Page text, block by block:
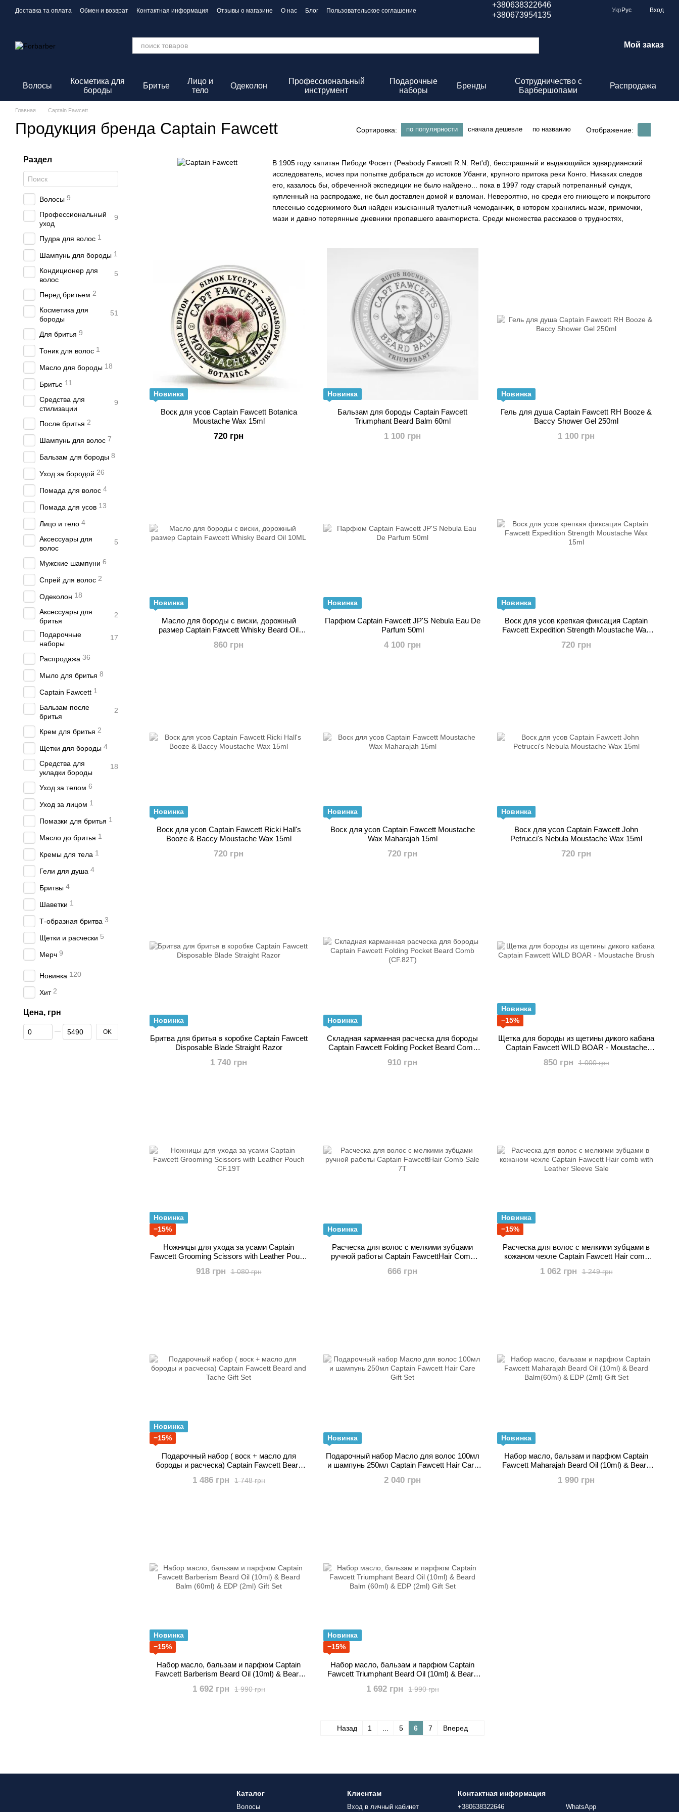
Перейти к основному контенту
Доставка та оплата Обмен и возврат Контактная информация Отзывы о магазине О нас Блог
Пользовательское соглашение
+380638322646
+380673954135
Укр Рус Вход
Мой заказ
Волосы
Косметика для
бороды
Бритье
Лицо и
тело
Одеколон
Профессиональный
инструмент
Подарочные
наборы
Бренды
Сотрудничество с
Барбершопами
Распродажа
Главная Captain Fawcett
Продукция бренда Captain Fawcett Сортировка: по популярности сначала дешевле по названию Отображение:
В 1905 году капитан Пибоди Фосетт (Peabody Fawcett R.N. Ret'd), бесстрашный и выдающийся эдвардианский
исследователь, исчез при попытке добраться до истоков Убанги, крупного притока реки Конго. Никаких следов
его, казалось бы, обреченной экспедиции не было найдено... пока в 1997 году старый потрепанный сундук,
купленный на распродаже, не был доставлен домой и взломан. Невероятно, но среди его гниющего и покрытого
плесенью содержимого был найден изысканный туалетный чемоданчик, в котором хранились мази, примочки,
мази и давно потерянные дневники пропавшего авантюриста. Среди множества рассказов о трудностях,
Новинка
Воск для усов Captain Fawcett Botanica
Moustache Wax 15ml
720 грн
Новинка
Бальзам для бороды Captain Fawcett
Triumphant Beard Balm 60ml
1 100 грн
Новинка
Гель для душа Captain Fawcett RH Booze &
Baccy Shower Gel 250ml
1 100 грн
Новинка
Масло для бороды с виски, дорожный
размер Captain Fawcett Whisky Beard Oil
860 грн
Новинка
Парфюм Captain Fawcett JP'S Nebula Eau De
Parfum 50ml
4 100 грн
Новинка
Воск для усов крепкая фиксация Captain
Fawcett Expedition Strength Moustache Wax
720 грн
Новинка
Воск для усов Captain Fawcett Ricki Hall's
Booze & Baccy Moustache Wax 15ml
720 грн
Новинка
Воск для усов Captain Fawcett Moustache
Wax Maharajah 15ml
720 грн
Новинка
Воск для усов Captain Fawcett John
Petrucci's Nebula Moustache Wax 15ml
720 грн
Новинка
Бритва для бритья в коробке Captain Fawcett
Disposable Blade Straight Razor
1 740 грн
Новинка
Складная карманная расческа для бороды
Captain Fawcett Folding Pocket Beard Comb
910 грн
Новинка
−15%
Щетка для бороды из щетины дикого кабана
Captain Fawcett WILD BOAR - Moustache
1 000 грн
850 грн
Новинка
−15%
Ножницы для ухода за усами Captain
Fawcett Grooming Scissors with Leather Pouch
1 080 грн
918 грн
Новинка
Расческа для волос с мелкими зубцами
ручной работы Captain FawcettHair Comb
666 грн
Новинка
−15%
Расческа для волос с мелкими зубцами в
кожаном чехле Captain Fawcett Hair comb
1 249 грн
1 062 грн
Новинка
−15%
Подарочный набор ( воск + масло для
бороды и расческа) Captain Fawcett Beard
1 748 грн
1 486 грн
Новинка
Подарочный набор Масло для волос 100мл
и шампунь 250мл Captain Fawcett Hair Care
2 040 грн
Новинка
Набор масло, бальзам и парфюм Captain
Fawcett Maharajah Beard Oil (10ml) & Beard
1 990 грн
Новинка
−15%
Набор масло, бальзам и парфюм Captain
Fawcett Barberism Beard Oil (10ml) & Beard
1 990 грн
1 692 грн
Новинка
−15%
Набор масло, бальзам и парфюм Captain
Fawcett Triumphant Beard Oil (10ml) & Beard
1 990 грн
1 692 грн
Назад 1 5 6 7 Вперед
Раздел
Волосы 9
Профессиональный
уход
9
Пудра для волос 1
Шампунь для бороды 1
Кондиционер для
волос
5
Перед бритьем 2
Косметика для
бороды
51
Для бритья 9
Тоник для волос 1
Масло для бороды 18
Бритье 11
Средства для
стилизации
9
После бритья 2
Шампунь для волос 7
Бальзам для бороды 8
Уход за бородой 26
Помада для волос 4
Помада для усов 13
Лицо и тело 4
Аксессуары для
волос
5
Мужские шампуни 6
Спрей для волос 2
Одеколон 18
Аксессуары для
бритья
2
Подарочные
наборы
17
Распродажа 36
Мыло для бритья 8
Captain Fawcett 1
Бальзам после
бритья
2
Крем для бритья 2
Щетки для бороды 4
Средства для
укладки бороды
18
Уход за телом 6
Уход за лицом 1
Помазки для бритья 1
Масло до бритья 1
Кремы для тела 1
Гели для душа 4
Бритвы 4
Шаветки 1
Т-образная бритва 3
Щетки и расчески 5
Мерч 9
Новинка 120
Хит 2
Цена, грн
От Цена, грн
До Цена, грн OK
Каталог
Волосы
Клиентам
Вход в личный кабинет
Контактная информация
+380638322646 WhatsApp